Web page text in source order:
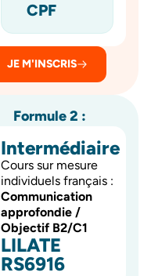
CPF
JE M'INSCRIS
Formule 2 :
Intermédiaire
Cours sur mesure
individuels français :
Communication
approfondie /
Objectif B2/C1
LILATE
RS6916